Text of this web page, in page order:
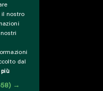
il nostro
dal
→